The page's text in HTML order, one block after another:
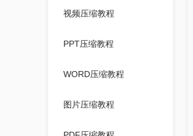
视频压缩教程
PPT压缩教程
WORD压缩教程
图片压缩教程